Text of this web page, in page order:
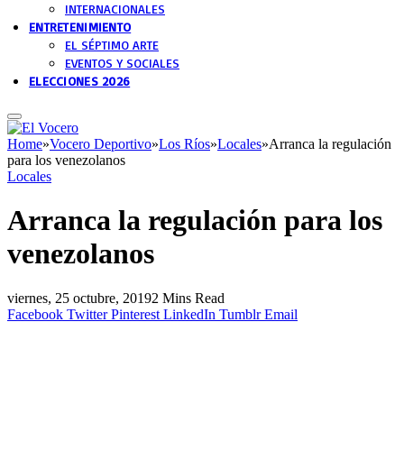
INTERNACIONALES
ENTRETENIMIENTO
EL SÉPTIMO ARTE
EVENTOS Y SOCIALES
ELECCIONES 2026
Home»Vocero Deportivo»Los Ríos»Locales»Arranca la regulación
para los venezolanos
Locales
Arranca la regulación para los
venezolanos
viernes, 25 octubre, 20192 Mins Read
Facebook Twitter Pinterest LinkedIn Tumblr Email